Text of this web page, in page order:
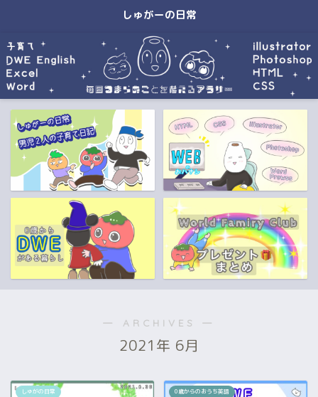
しゅがーの日常
― ARCHIVES ―
2021年 6月
しゅがの日常 0歳からのおうち英語